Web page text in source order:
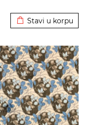
Stavi u korpu